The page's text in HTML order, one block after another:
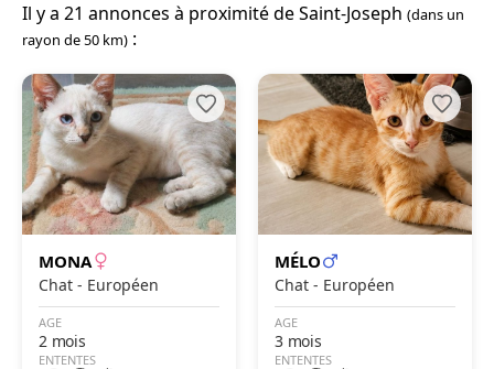
Il y a 21 annonces à proximité de Saint-Joseph (dans un
rayon de 50 km) :
MONA
Chat - Européen
AGE
2 mois
ENTENTES
MÉLO
Chat - Européen
AGE
3 mois
ENTENTES